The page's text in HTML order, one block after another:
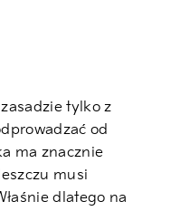
tylko z
od
ma znacznie
musi
dlatego na